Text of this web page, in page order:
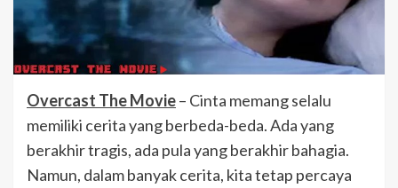
Overcast The Movie– Cinta memang selalu
memiliki cerita yang berbeda-beda. Ada yang
berakhir tragis, ada pula yang berakhir bahagia.
Namun, dalam banyak cerita, kita tetap percaya